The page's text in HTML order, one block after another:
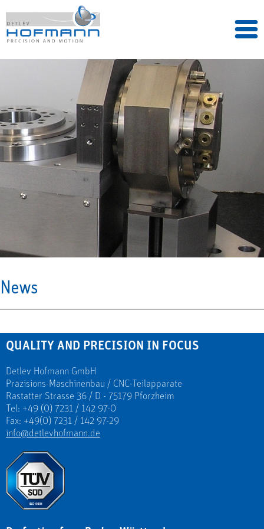
News
QUALITY AND PRECISION IN FOCUS
Detlev Hofmann GmbH
Präzisions-Maschinenbau / CNC-Teilapparate
Rastatter Strasse 36 / D - 75179 Pforzheim
Tel: +49 (0) 7231 / 142 97-0
Fax: +49(0) 7231 / 142 97-29
info@detlevhofmann.de